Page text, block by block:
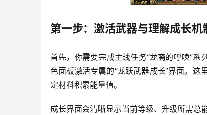
第一步：激活武器与理解成长机
首先，你需要完成主线任务“龙裔的呼唤”系
色面板激活专属的“龙跃武器成长”界面。这
定材料积累能量值。
成长界面会清晰显示当前等级、升级所需总